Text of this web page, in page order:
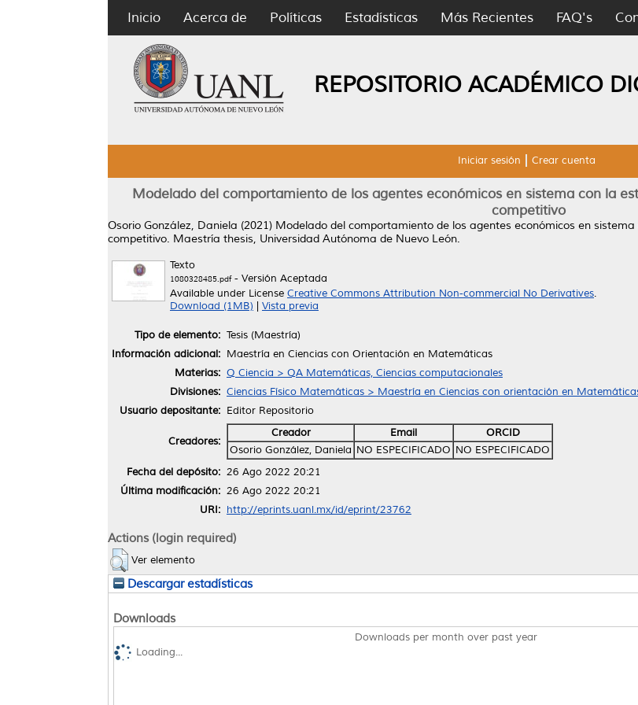
Inicio Acerca de Políticas Estadísticas Más Recientes FAQ's
REPOSITORIO ACADÉMICO
Iniciar sesión Crear cuenta
Modelado del comportamiento de los agentes económicos en sistema con la
competitivo
Osorio González, Daniela (2021) Modelado del comportamiento de los agentes económicos en
competitivo. Maestría thesis, Universidad Autónoma de Nuevo León.
Texto
1080328485.pdf- Versión Aceptada
Available under License Creative Commons Attribution Non-commercial No Derivatives.
Download (1MB)
Vista previa
Tipo de elemento: Tesis (Maestría)
Información adicional: Maestría en Ciencias con Orientación en Matemáticas
Materias: Q Ciencia > QA Matemáticas, Ciencias computacionales
Divisiones: Ciencias Físico Matemáticas > Maestría en Ciencias con orientación en
Usuario depositante: Editor Repositorio
Creadores:
Creador Email
ORCID
Osorio González, Daniela NO ESPECIFICADO NO ESPECIFICADO
Fecha del depósito: 26 Ago 2022 20:21
Última modificación: 26 Ago 2022 20:21
URI: http://eprints.uanl.mx/id/eprint/23762
Actions (login required)
Ver elemento
Descargar estadísticas
Downloads
Downloads per month over past year
Loading...